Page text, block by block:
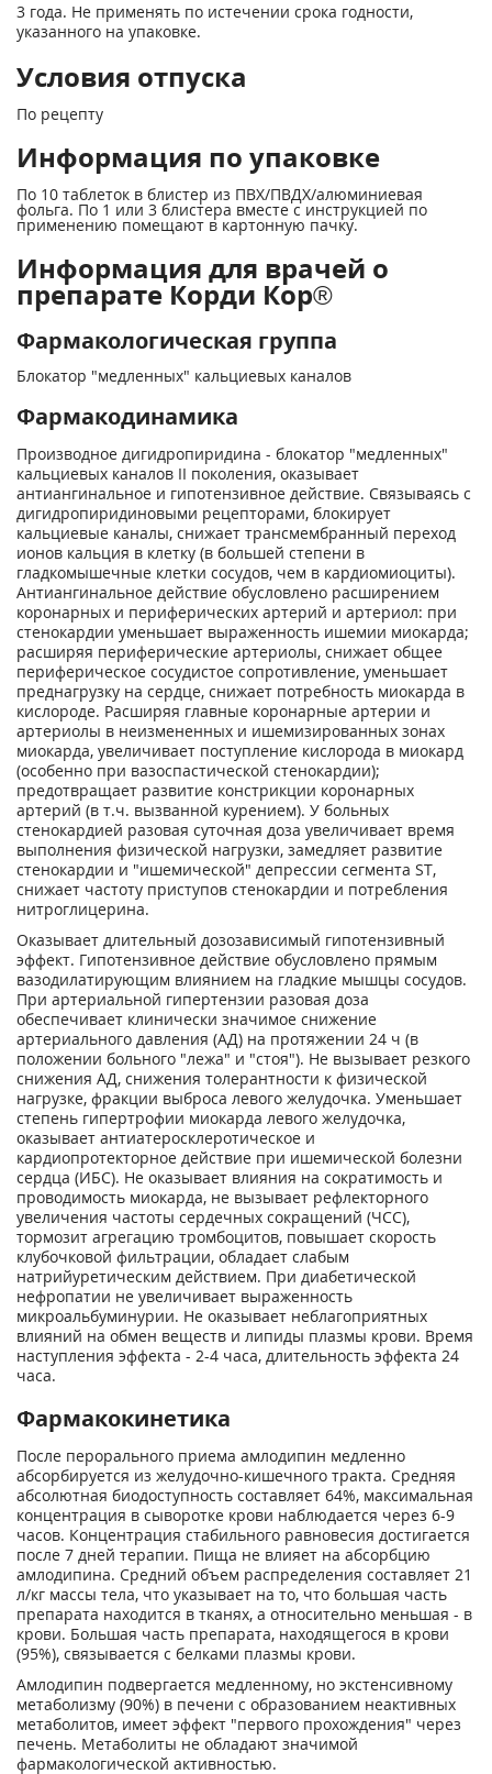
3 года. Не применять по истечении срока годности,
указанного на упаковке.
Условия отпуска
По рецепту
Информация по упаковке
По 10 таблеток в блистер из ПВХ/ПВДХ/алюминиевая
фольга. По 1 или 3 блистера вместе с инструкцией по
применению помещают в картонную пачку.
Информация для врачей о
препарате Корди Кор®
Фармакологическая группа
Блокатор "медленных" кальциевых каналов
Фармакодинамика
Производное дигидропиридина - блокатор "медленных"
кальциевых каналов II поколения, оказывает
антиангинальное и гипотензивное действие. Связываясь с
дигидропиридиновыми рецепторами, блокирует
кальциевые каналы, снижает трансмембранный переход
ионов кальция в клетку (в большей степени в
гладкомышечные клетки сосудов, чем в кардиомиоциты).
Антиангинальное действие обусловлено расширением
коронарных и периферических артерий и артериол: при
стенокардии уменьшает выраженность ишемии миокарда;
расширяя периферические артериолы, снижает общее
периферическое сосудистое сопротивление, уменьшает
преднагрузку на сердце, снижает потребность миокарда в
кислороде. Расширяя главные коронарные артерии и
артериолы в неизмененных и ишемизированных зонах
миокарда, увеличивает поступление кислорода в миокард
(особенно при вазоспастической стенокардии);
предотвращает развитие констрикции коронарных
артерий (в т.ч. вызванной курением). У больных
стенокардией разовая суточная доза увеличивает время
выполнения физической нагрузки, замедляет развитие
стенокардии и "ишемической" депрессии сегмента ST,
снижает частоту приступов стенокардии и потребления
нитроглицерина.
Оказывает длительный дозозависимый гипотензивный
эффект. Гипотензивное действие обусловлено прямым
вазодилатирующим влиянием на гладкие мышцы сосудов.
При артериальной гипертензии разовая доза
обеспечивает клинически значимое снижение
артериального давления (АД) на протяжении 24 ч (в
положении больного "лежа" и "стоя"). Не вызывает резкого
снижения АД, снижения толерантности к физической
нагрузке, фракции выброса левого желудочка. Уменьшает
степень гипертрофии миокарда левого желудочка,
оказывает антиатеросклеротическое и
кардиопротекторное действие при ишемической болезни
сердца (ИБС). Не оказывает влияния на сократимость и
проводимость миокарда, не вызывает рефлекторного
увеличения частоты сердечных сокращений (ЧСС),
тормозит агрегацию тромбоцитов, повышает скорость
клубочковой фильтрации, обладает слабым
натрийуретическим действием. При диабетической
нефропатии не увеличивает выраженность
микроальбуминурии. Не оказывает неблагоприятных
влияний на обмен веществ и липиды плазмы крови. Время
наступления эффекта - 2-4 часа, длительность эффекта 24
часа.
Фармакокинетика
После перорального приема амлодипин медленно
абсорбируется из желудочно-кишечного тракта. Средняя
абсолютная биодоступность составляет 64%, максимальная
концентрация в сыворотке крови наблюдается через 6-9
часов. Концентрация стабильного равновесия достигается
после 7 дней терапии. Пища не влияет на абсорбцию
амлодипина. Средний объем распределения составляет 21
л/кг массы тела, что указывает на то, что большая часть
препарата находится в тканях, а относительно меньшая - в
крови. Большая часть препарата, находящегося в крови
(95%), связывается с белками плазмы крови.
Амлодипин подвергается медленному, но экстенсивному
метаболизму (90%) в печени с образованием неактивных
метаболитов, имеет эффект "первого прохождения" через
печень. Метаболиты не обладают значимой
фармакологической активностью.